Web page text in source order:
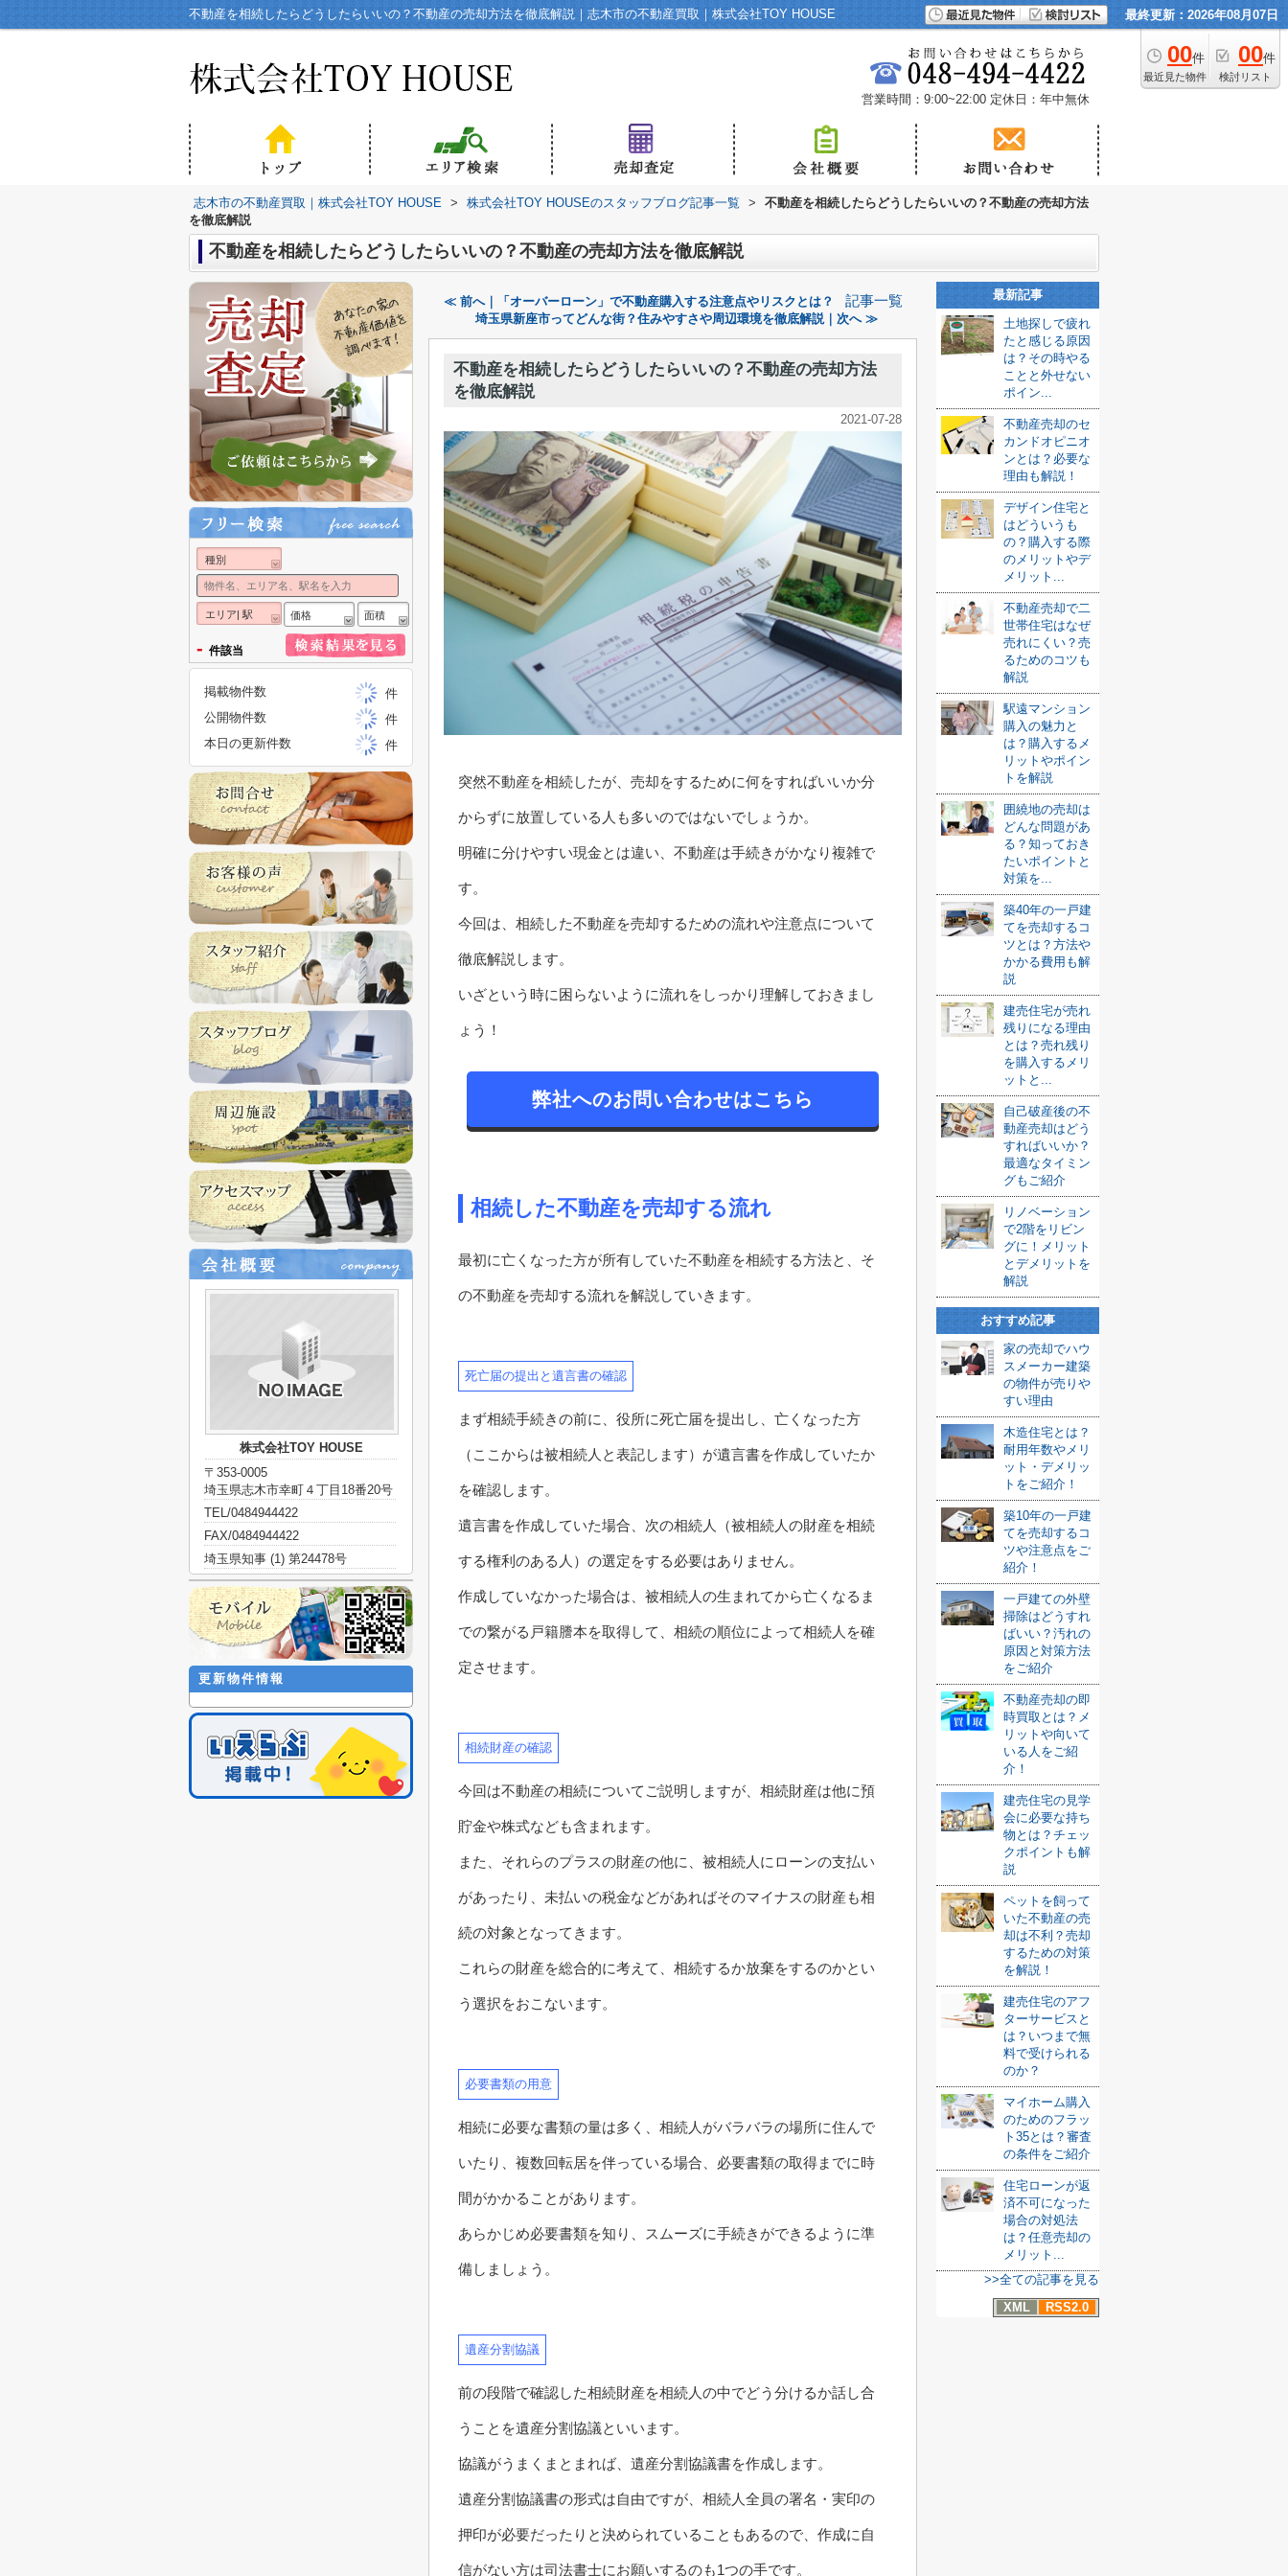
不動産を相続したらどうしたらいいの？不動産の売却方法を徹底解説｜志木市の不動産買取｜株式会社TOY HOUSE 最終更新：2026年08月07日
00件
最近見た物件
00件
検討リスト
営業時間：9:00~22:00 定休日：年中無休
志木市の不動産買取｜株式会社TOY HOUSE > 株式会社TOY HOUSEのスタッフブログ記事一覧 >
不動産を相続したらどうしたらいいの？不動産の売却方法
を徹底解説
不動産を相続したらどうしたらいいの？不動産の売却方法を徹底解説
≪ 前へ｜「オーバーローン」で不動産購入する注意点やリスクとは？ 記事一覧
埼玉県新座市ってどんな街？住みやすさや周辺環境を徹底解説｜次へ ≫
不動産を相続したらどうしたらいいの？不動産の売却方法
を徹底解説
2021-07-28
突然不動産を相続したが、売却をするために何をすればいいか分
からずに放置している人も多いのではないでしょうか。
明確に分けやすい現金とは違い、不動産は手続きがかなり複雑で
す。
今回は、相続した不動産を売却するための流れや注意点について
徹底解説します。
いざという時に困らないように流れをしっかり理解しておきまし
ょう！
弊社へのお問い合わせはこちら
相続した不動産を売却する流れ
最初に亡くなった方が所有していた不動産を相続する方法と、そ
の不動産を売却する流れを解説していきます。
死亡届の提出と遺言書の確認
まず相続手続きの前に、役所に死亡届を提出し、亡くなった方
（ここからは被相続人と表記します）が遺言書を作成していたか
を確認します。
遺言書を作成していた場合、次の相続人（被相続人の財産を相続
する権利のある人）の選定をする必要はありません。
作成していなかった場合は、被相続人の生まれてから亡くなるま
での繋がる戸籍謄本を取得して、相続の順位によって相続人を確
定させます。
相続財産の確認
今回は不動産の相続についてご説明しますが、相続財産は他に預
貯金や株式なども含まれます。
また、それらのプラスの財産の他に、被相続人にローンの支払い
があったり、未払いの税金などがあればそのマイナスの財産も相
続の対象となってきます。
これらの財産を総合的に考えて、相続するか放棄をするのかとい
う選択をおこないます。
必要書類の用意
相続に必要な書類の量は多く、相続人がバラバラの場所に住んで
いたり、複数回転居を伴っている場合、必要書類の取得までに時
間がかかることがあります。
あらかじめ必要書類を知り、スムーズに手続きができるように準
備しましょう。
遺産分割協議
前の段階で確認した相続財産を相続人の中でどう分けるか話し合
うことを遺産分割協議といいます。
協議がうまくまとまれば、遺産分割協議書を作成します。
遺産分割協議書の形式は自由ですが、相続人全員の署名・実印の
押印が必要だったりと決められていることもあるので、作成に自
信がない方は司法書士にお願いするのも1つの手です。
最新記事
土地探しで疲れ
たと感じる原因
は？その時やる
ことと外せない
ポイン...
不動産売却のセ
カンドオピニオ
ンとは？必要な
理由も解説！
デザイン住宅と
はどういうも
の？購入する際
のメリットやデ
メリット...
不動産売却で二
世帯住宅はなぜ
売れにくい？売
るためのコツも
解説
駅遠マンション
購入の魅力と
は？購入するメ
リットやポイン
トを解説
囲繞地の売却は
どんな問題があ
る？知っておき
たいポイントと
対策を...
築40年の一戸建
てを売却するコ
ツとは？方法や
かかる費用も解
説
建売住宅が売れ
残りになる理由
とは？売れ残り
を購入するメリ
ットと...
自己破産後の不
動産売却はどう
すればいいか？
最適なタイミン
グもご紹介
リノベーション
で2階をリビン
グに！メリット
とデメリットを
解説
おすすめ記事
家の売却でハウ
スメーカー建築
の物件が売りや
すい理由
木造住宅とは？
耐用年数やメリ
ット・デメリッ
トをご紹介！
築10年の一戸建
てを売却するコ
ツや注意点をご
紹介！
一戸建ての外壁
掃除はどうすれ
ばいい？汚れの
原因と対策方法
をご紹介
不動産売却の即
時買取とは？メ
リットや向いて
いる人をご紹
介！
建売住宅の見学
会に必要な持ち
物とは？チェッ
クポイントも解
説
ペットを飼って
いた不動産の売
却は不利？売却
するための対策
を解説！
建売住宅のアフ
ターサービスと
は？いつまで無
料で受けられる
のか？
マイホーム購入
のためのフラッ
ト35とは？審査
の条件をご紹介
住宅ローンが返
済不可になった
場合の対処法
は？任意売却の
メリット...
>>全ての記事を見る
XML
RSS2.0
種別
エリア| 駅 価格 面積
- 件該当
掲載物件数
件
公開物件数
件
本日の更新件数
件
株式会社TOY HOUSE
〒353-0005
埼玉県志木市幸町４丁目18番20号
TEL/0484944422
FAX/0484944422
埼玉県知事 (1) 第24478号
更新物件情報